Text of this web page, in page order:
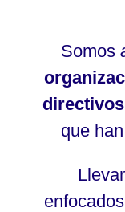
Somos
directivos
que